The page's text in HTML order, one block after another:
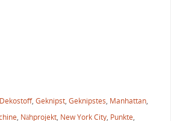
Dekostoff, Geknipst, Geknipstes, Manhattan,
, Nähprojekt, New York City, Punkte,